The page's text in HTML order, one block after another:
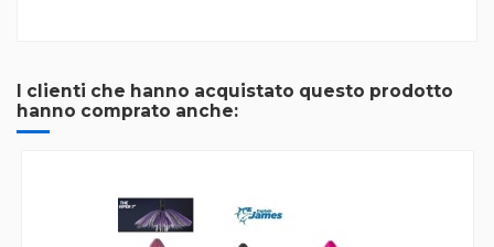
I clienti che hanno acquistato questo prodotto
hanno comprato anche: